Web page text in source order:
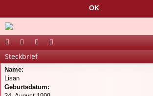
OK
ort
al
be
r
Li
äs
bu
Steckbrief
Name:
Lisan
Geburtsdatum: